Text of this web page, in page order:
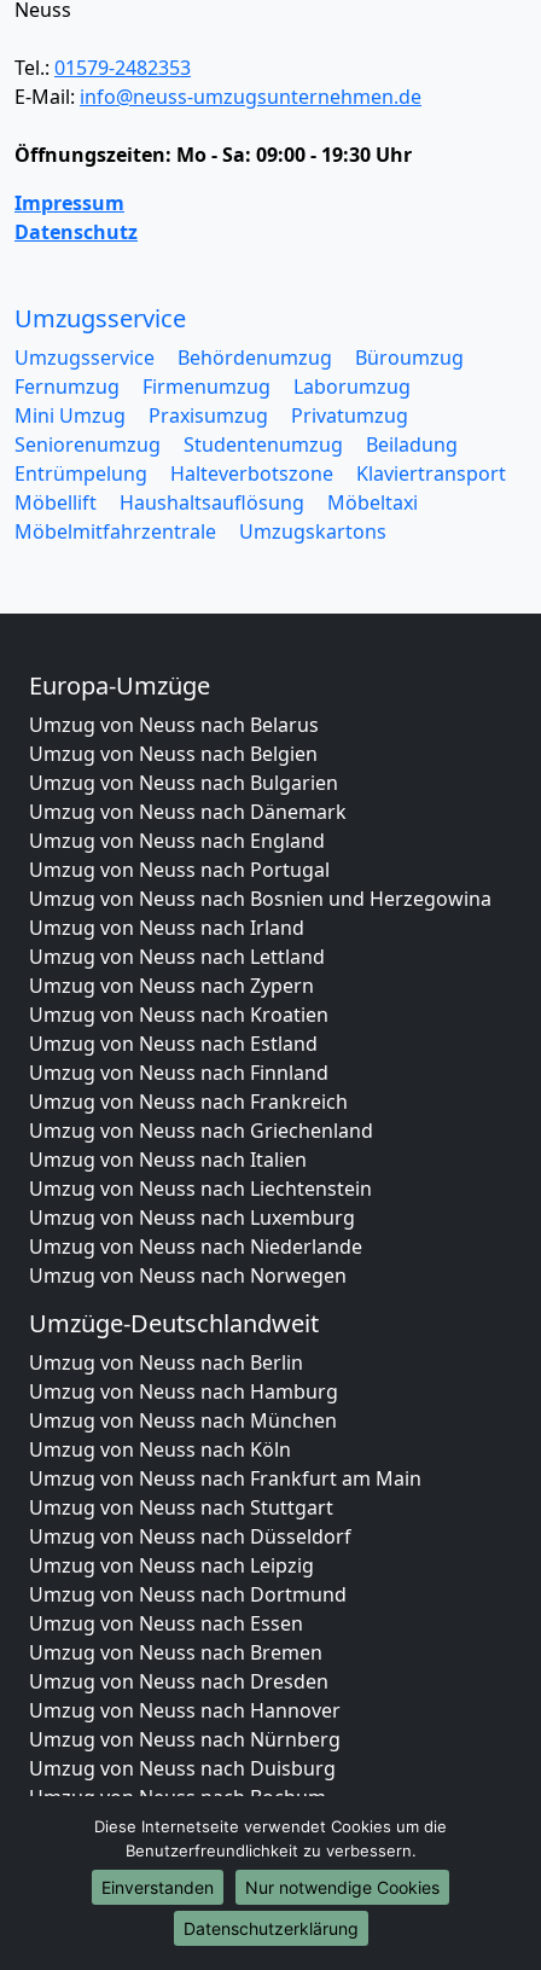
Neuss
Tel.: 01579-2482353
E-Mail: info@neuss-umzugsunternehmen.de
Öffnungszeiten: Mo - Sa: 09:00 - 19:30 Uhr
Impressum
Datenschutz
Umzugsservice
Umzugsservice Behördenumzug
Büroumzug
Fernumzug
Firmenumzug
Laborumzug
Mini Umzug
Praxisumzug
Privatumzug
Seniorenumzug
Studentenumzug
Beiladung
Entrümpelung
Halteverbotszone
Klaviertransport
Möbellift
Haushaltsauflösung
Möbeltaxi
Möbelmitfahrzentrale
Umzugskartons
Europa-Umzüge
Umzug von Neuss nach Belarus
Umzug von Neuss nach Belgien
Umzug von Neuss nach Bulgarien
Umzug von Neuss nach Dänemark
Umzug von Neuss nach England
Umzug von Neuss nach Portugal
Umzug von Neuss nach Bosnien und Herzegowina
Umzug von Neuss nach Irland
Umzug von Neuss nach Lettland
Umzug von Neuss nach Zypern
Umzug von Neuss nach Kroatien
Umzug von Neuss nach Estland
Umzug von Neuss nach Finnland
Umzug von Neuss nach Frankreich
Umzug von Neuss nach Griechenland
Umzug von Neuss nach Italien
Umzug von Neuss nach Liechtenstein
Umzug von Neuss nach Luxemburg
Umzug von Neuss nach Niederlande
Umzug von Neuss nach Norwegen
Umzüge-Deutschlandweit
Umzug von Neuss nach Berlin
Umzug von Neuss nach Hamburg
Umzug von Neuss nach München
Umzug von Neuss nach Köln
Umzug von Neuss nach Frankfurt am Main
Umzug von Neuss nach Stuttgart
Umzug von Neuss nach Düsseldorf
Umzug von Neuss nach Leipzig
Umzug von Neuss nach Dortmund
Umzug von Neuss nach Essen
Umzug von Neuss nach Bremen
Umzug von Neuss nach Dresden
Umzug von Neuss nach Hannover
Umzug von Neuss nach Nürnberg
Umzug von Neuss nach Duisburg
Umzug von Neuss nach Bochum
Umzug von Neuss nach Wuppertal
Umzug von Neuss nach Bielefeld
Umzug von Neuss nach Bonn
Umzug von Neuss nach Münster
Diese Internetseite verwendet Cookies um die
Benutzerfreundlichkeit zu verbessern.
Einverstanden
Nur notwendige Cookies
Datenschutzerklärung